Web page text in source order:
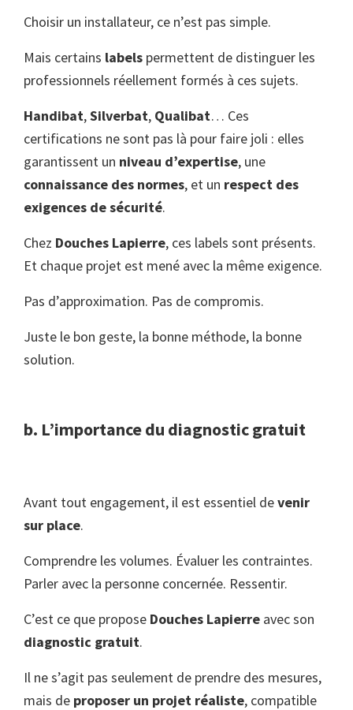
Choisir un installateur, ce n’est pas simple.
Mais certains labels permettent de distinguer les
professionnels réellement formés à ces sujets.
Handibat,Silverbat, Qualibat… Ces
certifications ne sont pas là pour faire joli : elles
garantissent un niveau d’expertise, une
connaissance des normes, et un respect des
exigences de sécurité.
Chez Douches Lapierre, ces labels sont présents.
Et chaque projet est mené avec la même exigence.
Pas d’approximation. Pas de compromis.
Juste le bon geste, la bonne méthode, la bonne
solution.
b. L’importance du diagnostic gratuit
Avant tout engagement, il est essentiel devenir
sur place.
Comprendre les volumes. Évaluer les contraintes.
Parler avec la personne concernée. Ressentir.
C’est ce que propose Douches Lapierre avec son
diagnostic gratuit.
Il ne s’agit pas seulement de prendre des mesures,
mais de proposer un projet réaliste, compatible